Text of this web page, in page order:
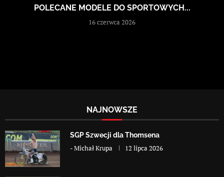
POLECANE MODELE DO SPORTOWYCH...
16 czerwca 2026
NAJNOWSZE
SGP Szwecji dla Thomsena
-Michał Krupa 12 lipca 2026